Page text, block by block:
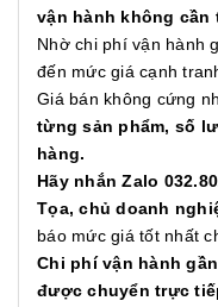
vận hành không cần
Nhờ chi phí vận hành
đến mức giá cạnh
Giá bán không cứng
từng sản phẩm, số
hàng.
Hãy nhắn Zalo
Tọa, chủ doanh
báo mức giá tốt nhất
Chi phí vận hành
được chuyển trực